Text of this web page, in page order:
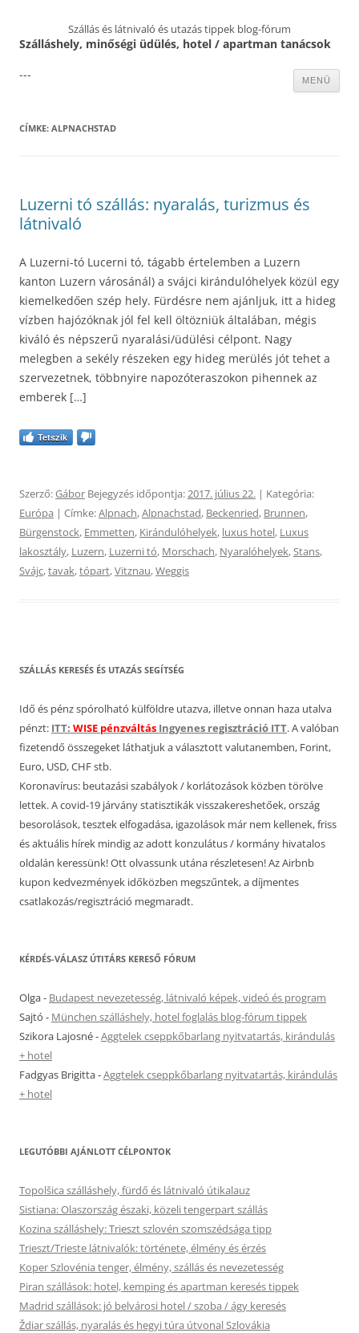
Szállás és látnivaló és utazás tippek blog-fórum
Szálláshely, minőségi üdülés, hotel / apartman tanácsok
MENÜ
---
CÍMKE: ALPNACHSTAD
Luzerni tó szállás: nyaralás, turizmus és
látnivaló
A Luzerni-tó Lucerni tó, tágabb értelemben a Luzern
kanton Luzern városánál) a svájci kirándulóhelyek közül egy
kiemelkedően szép hely. Fürdésre nem ajánljuk, itt a hideg
vízben hajózóknak jól fel kell öltözniük általában, mégis
kiváló és népszerű nyaralási/üdülési célpont. Nagy
melegben a sekély részeken egy hideg merülés jót tehet a
szervezetnek, többnyire napozóteraszokon pihennek az
emberek […]
Tetszik
Szerző:Gábor Bejegyzés időpontja:2017. július 22. | Kategória:
Európa | Címke:Alpnach,Alpnachstad, Beckenried, Brunnen,
Bürgenstock, Emmetten, Kirándulóhelyek, luxus hotel, Luxus
lakosztály, Luzern, Luzerni tó, Morschach, Nyaralóhelyek,Stans,
Svájc,tavak,tópart,Vitznau,Weggis
SZÁLLÁS KERESÉS ÉS UTAZÁS SEGÍTSÉG
Idő és pénz spórolható külföldre utazva, illetve onnan haza utalva
pénzt: ITT: WISE pénzváltás Ingyenes regisztráció ITT. A valóban
fizetendő összegeket láthatjuk a választott valutanemben, Forint,
Euro, USD, CHF stb.
Koronavírus: beutazási szabályok / korlátozások közben törölve
lettek. A covid-19 járvány statisztikák visszakereshetőek, ország
besorolások, tesztek elfogadása, igazolások már nem kellenek, friss
és aktuális hírek mindig az adott konzulátus / kormány hivatalos
oldalán keressünk! Ott olvassunk utána részletesen! Az Airbnb
kupon kedvezmények időközben megszűntek, a díjmentes
csatlakozás/regisztráció megmaradt.
KÉRDÉS-VÁLASZ ÚTITÁRS KERESŐ FÓRUM
Olga- Budapest nevezetesség, látnivaló képek, videó és program
Sajtó - München szálláshely, hotel foglalás blog-fórum tippek
Szikora Lajosné-Aggtelek cseppkőbarlang nyitvatartás, kirándulás
+ hotel
Fadgyas Brigitta-Aggtelek cseppkőbarlang nyitvatartás, kirándulás
+ hotel
LEGUTÓBBI AJÁNLOTT CÉLPONTOK
Topolšica szálláshely, fürdő és látnivaló útikalauz
Sistiana: Olaszország északi, közeli tengerpart szállás
Kozina szálláshely: Trieszt szlovén szomszédsága tipp
Trieszt/Trieste látnivalók: története, élmény és érzés
Koper Szlovénia tenger, élmény, szállás és nevezetesség
Piran szállások: hotel, kemping és apartman keresés tippek
Madrid szállások: jó belvárosi hotel / szoba / ágy keresés
Ždiar szállás, nyaralás és hegyi túra útvonal Szlovákia